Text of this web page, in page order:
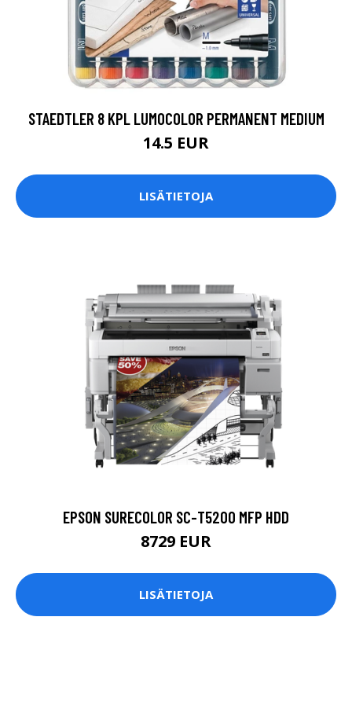
STAEDTLER 8 KPL LUMOCOLOR PERMANENT MEDIUM
14.5 EUR
LISÄTIETOJA
EPSON SURECOLOR SC-T5200 MFP HDD
8729 EUR
LISÄTIETOJA